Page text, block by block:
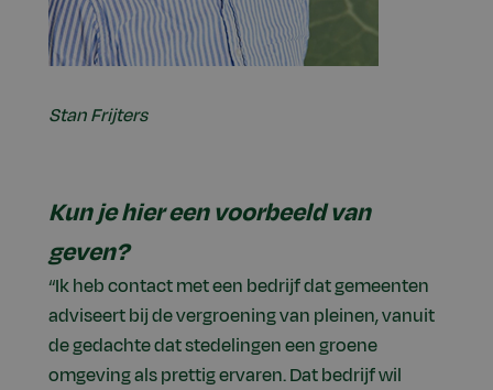
Stan Frijters
Kun je hier een voorbeeld van
geven?
“Ik heb contact met een bedrijf dat gemeenten
adviseert bij de vergroening van pleinen, vanuit
de gedachte dat stedelingen een groene
omgeving als prettig ervaren. Dat bedrijf wil